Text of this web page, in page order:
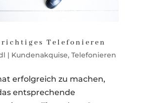
Telefonieren
| Kundenakquise, Telefonieren
erfolgreich zu machen,
entsprechende